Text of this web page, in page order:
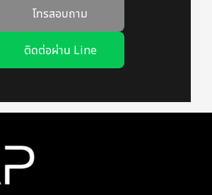
โทรสอบถาม
ติดต่อผ่าน Line